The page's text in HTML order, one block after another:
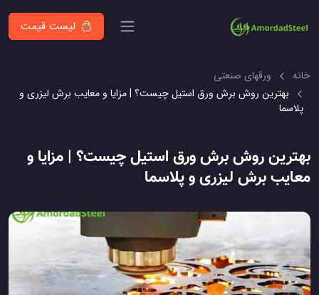
لیست قیمت
خانه
ورقهای صنعتی
بهترین روش برش ورق استیل چیست؟ | مزایا و معایب برش لیزری و
پلاسما
بهترین روش برش ورق استیل چیست؟ | مزایا و
معایب برش لیزری و پلاسما